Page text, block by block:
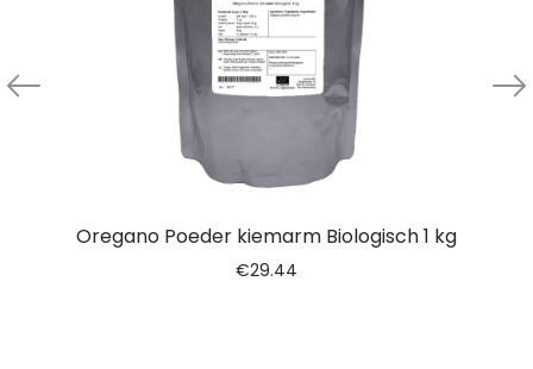
Oregano Poeder kiemarm Biologisch 1 kg
€29.44